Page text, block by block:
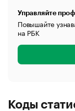
Управляйте
Повышайте
на РБК
Коды